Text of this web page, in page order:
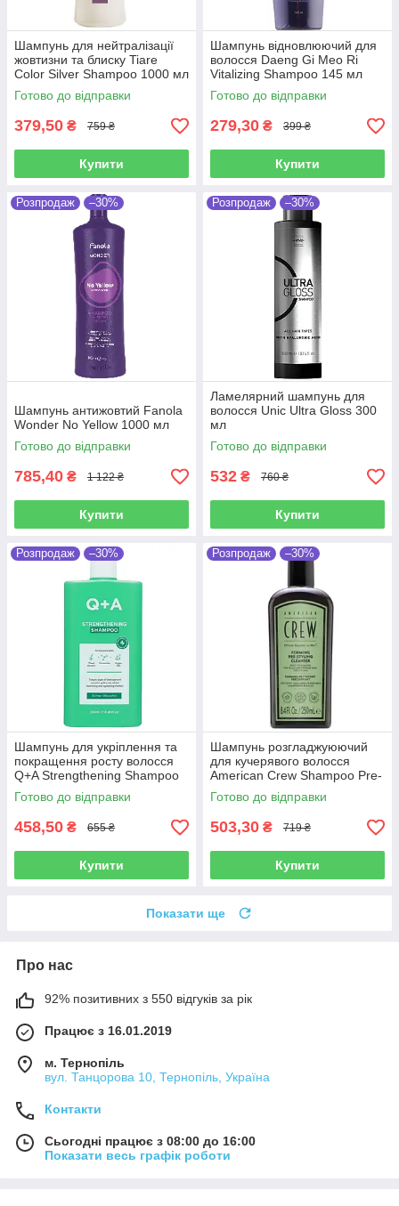
Шампунь для нейтралізації
жовтизни та блиску Tiare
Color Silver Shampoo 1000 мл
Готово до відправки
379,50 ₴ 759 ₴
Купити
Шампунь відновлюючий для
волосся Daeng Gi Meo Ri
Vitalizing Shampoo 145 мл
Готово до відправки
279,30 ₴ 399 ₴
Купити
Розпродаж –30%
Шампунь антижовтий Fanola
Wonder No Yellow 1000 мл
Готово до відправки
785,40 ₴ 1 122 ₴
Купити
Розпродаж –30%
Ламелярний шампунь для
волосся Unic Ultra Gloss 300
мл
Готово до відправки
532 ₴ 760 ₴
Купити
Розпродаж –30%
Шампунь для укріплення та
покращення росту волосся
Q+A Strengthening Shampoo
250 мл
Готово до відправки
458,50 ₴ 655 ₴
Купити
Розпродаж –30%
Шампунь розгладжуюючий
для кучерявого волосся
American Crew Shampoo Pre-
styling Forming 250 мл
Готово до відправки
503,30 ₴ 719 ₴
Купити
Показати ще
Про нас
92% позитивних з 550 відгуків за рік
Працює з 16.01.2019
м. Тернопіль
вул. Танцорова 10, Тернопіль, Україна
Контакти
Сьогодні працює з 08:00 до 16:00
Показати весь графік роботи